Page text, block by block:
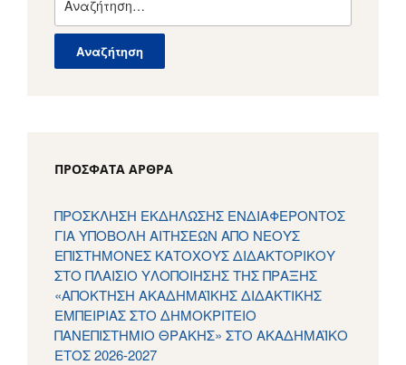
για:
ΠΡΌΣΦΑΤΑ ΆΡΘΡΑ
ΠΡΟΣΚΛΗΣΗ ΕΚΔΗΛΩΣΗΣ ΕΝΔΙΑΦΕΡΟΝΤΟΣ
ΓΙΑ ΥΠΟΒΟΛΗ ΑΙΤΗΣΕΩΝ ΑΠΟ ΝΕΟΥΣ
ΕΠΙΣΤΗΜΟΝΕΣ ΚΑΤΟΧΟΥΣ ΔΙΔΑΚΤΟΡΙΚΟΥ
ΣΤΟ ΠΛΑΙΣΙΟ ΥΛΟΠΟΙΗΣΗΣ ΤΗΣ ΠΡΑΞΗΣ
«ΑΠΟΚΤΗΣΗ ΑΚΑΔΗΜΑΪΚΗΣ ΔΙΔΑΚΤΙΚΗΣ
ΕΜΠΕΙΡΙΑΣ ΣΤΟ ΔΗΜΟΚΡΙΤΕΙΟ
ΠΑΝΕΠΙΣΤΗΜΙΟ ΘΡΑΚΗΣ» ΣΤΟ ΑΚΑΔΗΜΑΪΚΟ
ΕΤΟΣ 2026-2027